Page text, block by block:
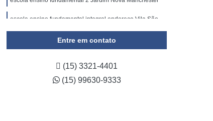
escola ensino fundamental integral endereço Vila São
Entre em contato
(15) 3321-4401
(15) 99630-9333